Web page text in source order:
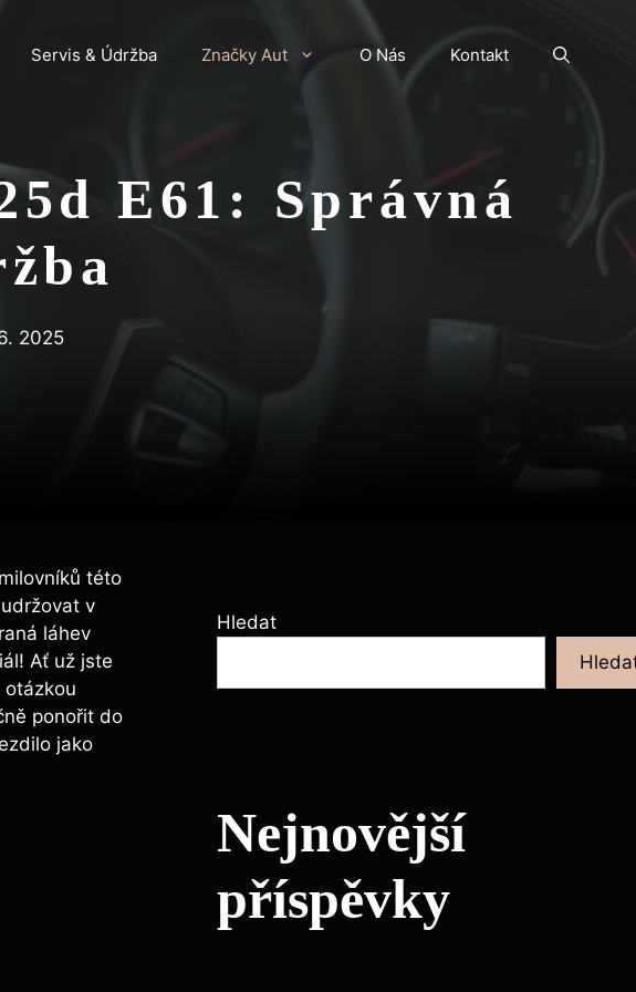
Servis & Údržba Značky Aut O Nás Kontakt
E61: Správná
2025
této
v
láhev
Ať už jste
ponořit do
jako
Hledat
Nejnovější
příspěvky